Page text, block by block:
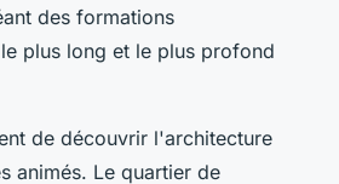
des formations
plus long et le plus profond
de découvrir l'architecture
animés. Le quartier de